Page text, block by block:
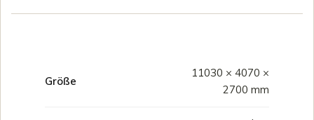
Größe
11030 × 4070 ×
2700 mm